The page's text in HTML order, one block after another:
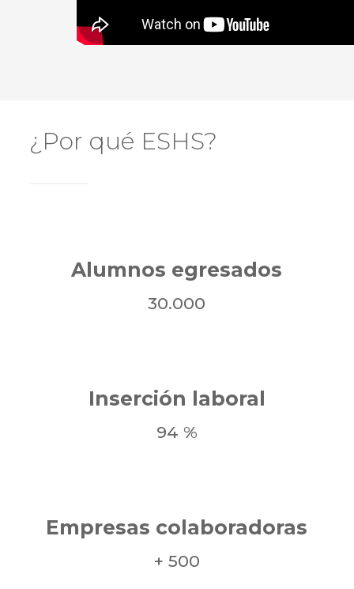
¿Por qué ESHS?
Alumnos egresados
30.000
Inserción laboral
94 %
Empresas colaboradoras
+ 500